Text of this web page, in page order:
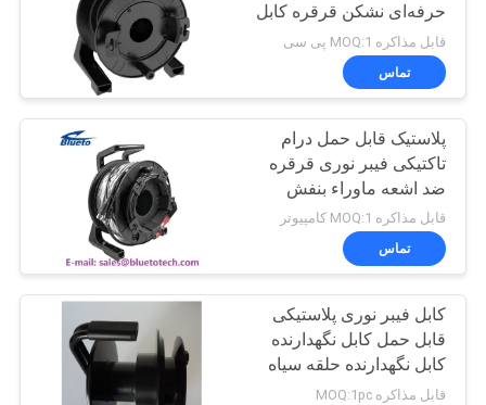
تماس
بگیرید
اخبار
درخواست
نقل قول
نقشه
سایت
مدار مجتمع
فیبر نوری Pigtail
23
حرفه‌ای نشکن قرقره کابل
600 متری 300 متری
قابل مذاکره MOQ:1 پی سی
تماس
پلاستیک قابل حمل درام
تاکتیکی فیبر نوری قرقره
ضد اشعه ماوراء بنفش
قابل مذاکره MOQ:1 کامپیوتر
تماس
کابل فیبر نوری پلاستیکی
قابل حمل کابل نگهدارنده
کابل نگهدارنده حلقه سیاه
رنگ سیاه
قابل مذاکره MOQ:1pc